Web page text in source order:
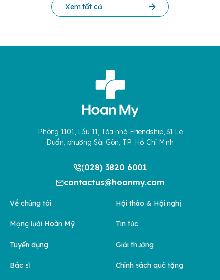
Xem tất cả
Phòng 1101, Lầu 11, Tòa nhà Friendship, 31 Lê
Duẩn, phường Sài Gòn, TP. Hồ Chí Minh
(028) 3820 6001
contactus@hoanmy.com
Về chúng tôi
Mạng lưới Hoàn Mỹ
Tuyển dụng
Bác sĩ
Hội thảo & Hội nghị
Tin tức
Giải thưởng
Chính sách quà tặng